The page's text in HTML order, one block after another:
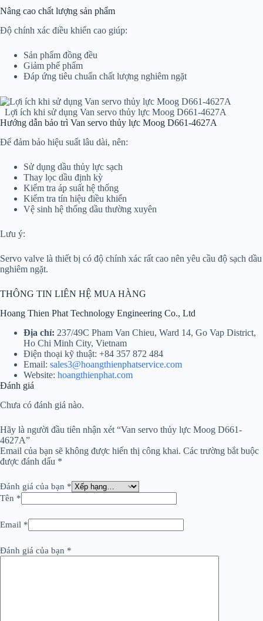
Nâng cao chất lượng sản phẩm
Độ chính xác điều khiển cao giúp:
Sản phẩm đồng đều
Giảm phế phẩm
Đáp ứng tiêu chuẩn chất lượng nghiêm ngặt
Lợi ích khi sử dụng Van servo thủy lực Moog D661-4627A
Hướng dẫn bảo trì Van servo thủy lực Moog D661-4627A
Để đảm bảo hiệu suất lâu dài, nên:
Sử dụng dầu thủy lực sạch
Thay lọc dầu định kỳ
Kiểm tra áp suất hệ thống
Kiểm tra tín hiệu điều khiển
Vệ sinh hệ thống dầu thường xuyên
Lưu ý:
Servo valve là thiết bị có độ chính xác rất cao nên yêu cầu độ sạch dầu
nghiêm ngặt.
THÔNG TIN LIÊN HỆ MUA HÀNG
Hoang Thien Phat Technology Engineering Co., Ltd
Địa chỉ: 237/49C Pham Van Chieu, Ward 14, Go Vap District,
Ho Chi Minh City, Vietnam
Điện thoại kỹ thuật: +84 357 872 484
Email: sales3@hoangthienphatservice.com
Website: hoangthienphat.com
Đánh giá
Chưa có đánh giá nào.
Hãy là người đầu tiên nhận xét “Van servo thủy lực Moog D661-
4627A”
Email của bạn sẽ không được hiển thị công khai. Các trường bắt buộc
được đánh dấu *
Đánh giá của bạn *
Tên *
Email *
Đánh giá của bạn *